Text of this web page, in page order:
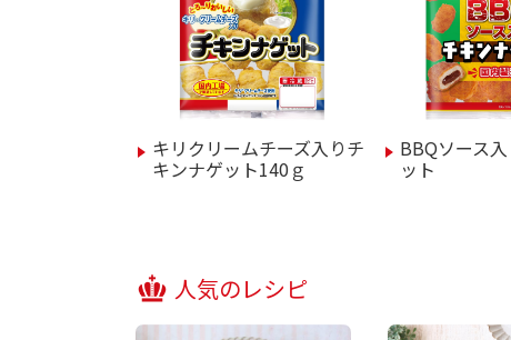
キリクリームチーズ入りチ
キンナゲット140ｇ
BBQソース
ット
人気のレシピ